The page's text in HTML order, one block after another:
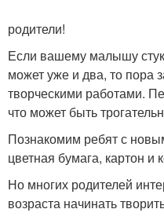
родители!
Если вашему малышу
может уже и два, то пора
творческими работами.
что может быть
Познакомим ребят с
цветная бумага, картон и
Но многих родителей
возраста начинать